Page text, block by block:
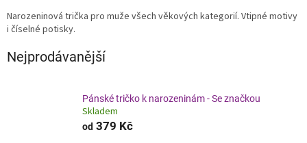
Narozeninová trička pro muže všech věkových kategorií. Vtipné motivy
i číselné potisky.
Nejprodávanější
Pánské tričko k narozeninám - Se značkou
Skladem
od 379 Kč